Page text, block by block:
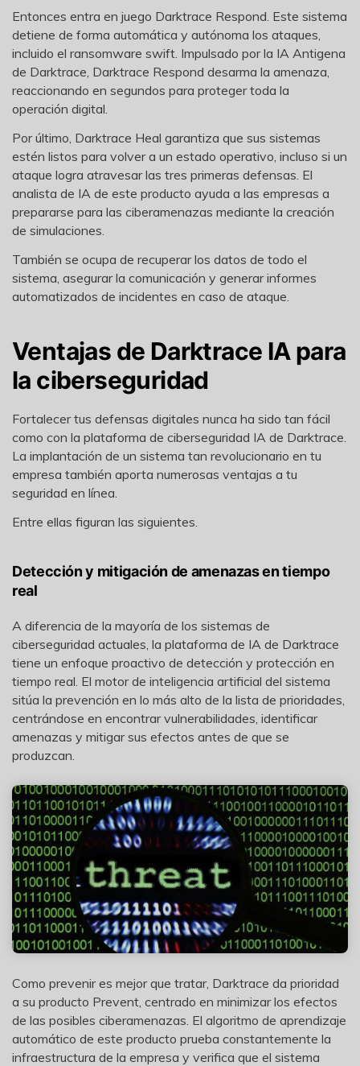
Entonces entra en juego Darktrace Respond. Este sistema
detiene de forma automática y autónoma los ataques,
incluido el ransomware swift. Impulsado por la IA Antigena
de Darktrace, Darktrace Respond desarma la amenaza,
reaccionando en segundos para proteger toda la
operación digital.
Por último, Darktrace Heal garantiza que sus sistemas
estén listos para volver a un estado operativo, incluso si un
ataque logra atravesar las tres primeras defensas. El
analista de IA de este producto ayuda a las empresas a
prepararse para las ciberamenazas mediante la creación
de simulaciones.
También se ocupa de recuperar los datos de todo el
sistema, asegurar la comunicación y generar informes
automatizados de incidentes en caso de ataque.
Ventajas de Darktrace IA para
la ciberseguridad
Fortalecer tus defensas digitales nunca ha sido tan fácil
como con la plataforma de ciberseguridad IA de Darktrace.
La implantación de un sistema tan revolucionario en tu
empresa también aporta numerosas ventajas a tu
seguridad en línea.
Entre ellas figuran las siguientes.
Detección y mitigación de amenazas en tiempo
real
A diferencia de la mayoría de los sistemas de
ciberseguridad actuales, la plataforma de IA de Darktrace
tiene un enfoque proactivo de detección y protección en
tiempo real. El motor de inteligencia artificial del sistema
sitúa la prevención en lo más alto de la lista de prioridades,
centrándose en encontrar vulnerabilidades, identificar
amenazas y mitigar sus efectos antes de que se
produzcan.
Como prevenir es mejor que tratar, Darktrace da prioridad
a su producto Prevent, centrado en minimizar los efectos
de las posibles ciberamenazas. El algoritmo de aprendizaje
automático de este producto prueba constantemente la
infraestructura de la empresa y verifica que el sistema